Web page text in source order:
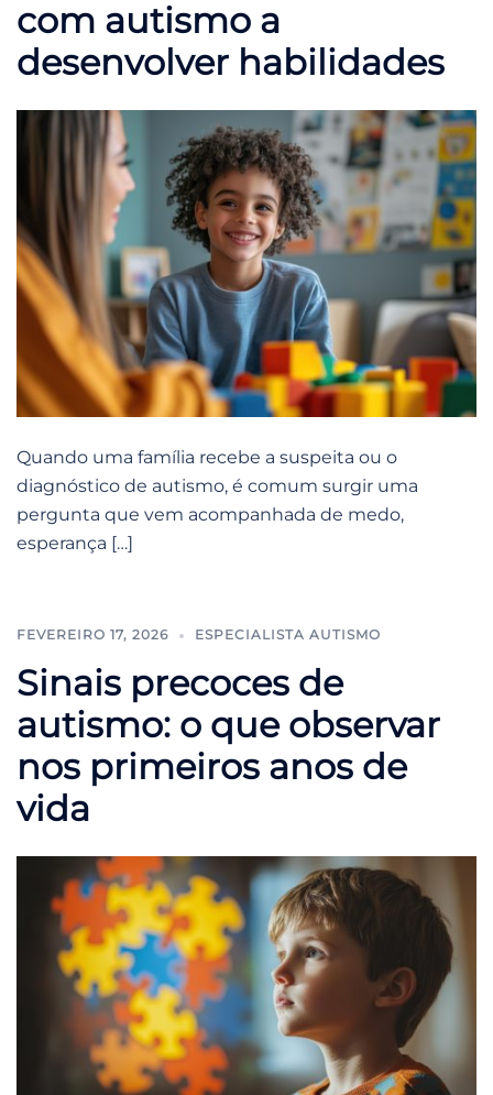
com autismo a
desenvolver habilidades
Quando uma família recebe a suspeita ou o
diagnóstico de autismo, é comum surgir uma
pergunta que vem acompanhada de medo,
esperança […]
FEVEREIRO 17, 2026 ESPECIALISTA AUTISMO
Sinais precoces de
autismo: o que observar
nos primeiros anos de
vida